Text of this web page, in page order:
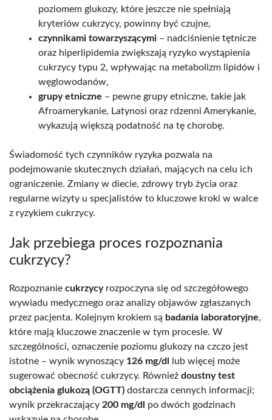
poziomem glukozy, które jeszcze nie spełniają
kryteriów cukrzycy, powinny być czujne,
czynnikami towarzyszącymi – nadciśnienie tętnicze
oraz hiperlipidemia zwiększają ryzyko wystąpienia
cukrzycy typu 2, wpływając na metabolizm lipidów i
węglowodanów,
grupy etniczne – pewne grupy etniczne, takie jak
Afroamerykanie, Latynosi oraz rdzenni Amerykanie,
wykazują większą podatność na tę chorobę.
Świadomość tych czynników ryzyka pozwala na
podejmowanie skutecznych działań, mających na celu ich
ograniczenie. Zmiany w diecie, zdrowy tryb życia oraz
regularne wizyty u specjalistów to kluczowe kroki w walce
z ryzykiem cukrzycy.
Jak przebiega proces rozpoznania
cukrzycy?
Rozpoznanie cukrzycyrozpoczyna się od szczegółowego
wywiadu medycznego oraz analizy objawów zgłaszanych
przez pacjenta. Kolejnym krokiem są badania laboratoryjne,
które mają kluczowe znaczenie w tym procesie. W
szczególności, oznaczenie poziomu glukozy na czczo jest
istotne – wynik wynoszący 126 mg/dl
lub więcej może
sugerować obecność cukrzycy. Również doustny test
obciążenia glukozą (OGTT) dostarcza cennych informacji;
wynik przekraczający 200 mg/dl
po dwóch godzinach